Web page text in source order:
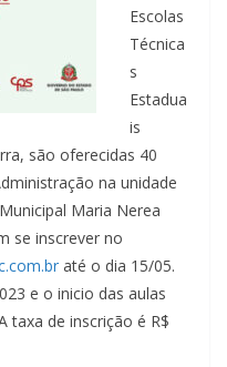
Escolas
Técnica
s
Estadua
is
são oferecidas 40
na unidade
Maria Nerea
se inscrever no
até o dia 15/05.
e o inicio das aulas
taxa de inscrição é R$